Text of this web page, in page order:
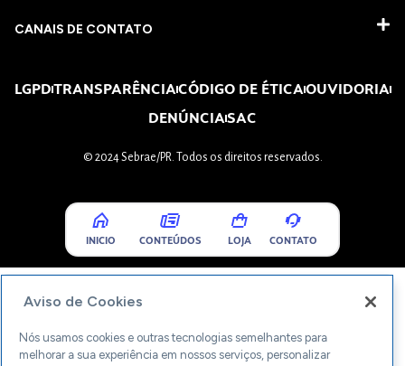
CANAIS DE CONTATO
LGPDTRANSPARÊNCIACÓDIGO DE ÉTICAOUVIDORIA
DENÚNCIASAC
© 2024 Sebrae/PR. Todos os direitos reservados.
INICIO CONTEÚDOS LOJA CONTATO
Aviso de Cookies
Nós usamos cookies e outras tecnologias semelhantes para
melhorar a sua experiência em nossos serviços, personalizar